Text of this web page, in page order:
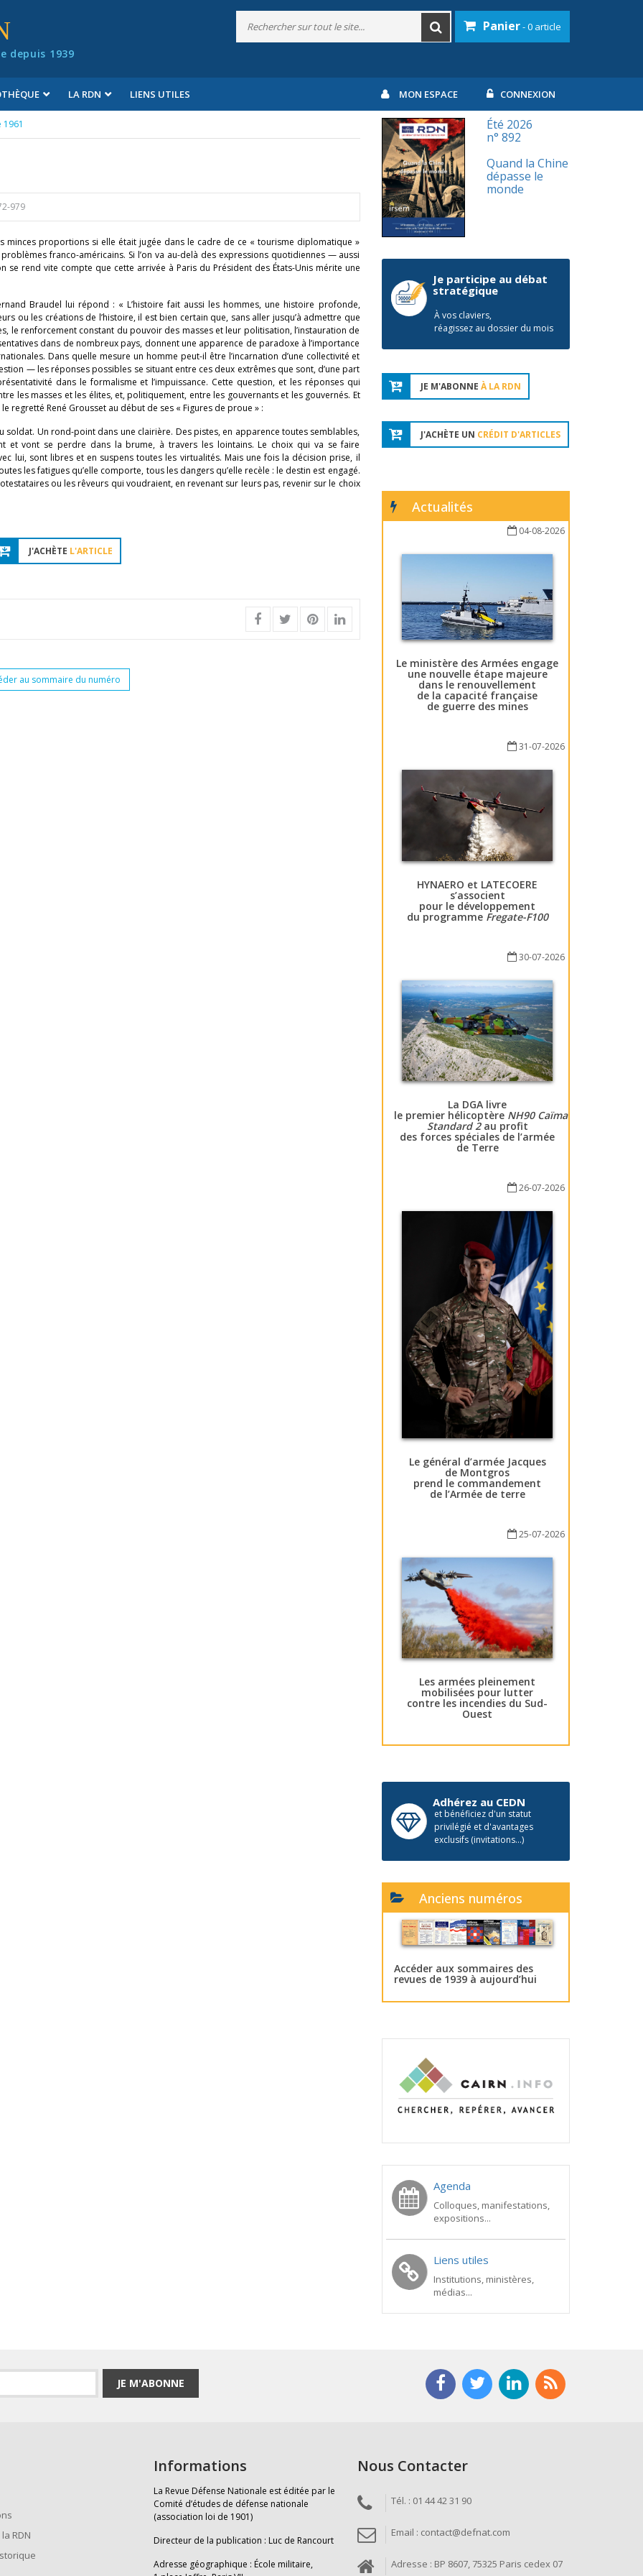
depuis 1939
Panier- 0 article
LA RDN LIENS UTILES MON ESPACE CONNEXION
1961
979
minces proportions si elle était jugée dans le cadre de ce « tourisme diplomatique »
franco-américains. Si l’on va au-delà des expressions quotidiennes — aussi
rend vite compte que cette arrivée à Paris du Président des États-Unis mérite une
Braudel lui répond : « L’histoire fait aussi les hommes, une histoire profonde,
ou les créations de l’histoire, il est bien certain que, sans aller jusqu’à admettre que
le renforcement constant du pouvoir des masses et leur politisation, l’instauration de
dans de nombreux pays, donnent une apparence de paradoxe à l’importance
Dans quelle mesure un homme peut-il être l’incarnation d’une collectivité et
— les réponses possibles se situant entre ces deux extrêmes que sont, d’une part
dans le formalisme et l’impuissance. Cette question, et les réponses qui
les masses et les élites, et, politiquement, entre les gouvernants et les gouvernés. Et
regretté René Grousset au début de ses « Figures de proue » :
soldat. Un rond-point dans une clairière. Des pistes, en apparence toutes semblables,
et vont se perdre dans la brume, à travers les lointains. Le choix qui va se faire
lui, sont libres et en suspens toutes les virtualités. Mais une fois la décision prise, il
les fatigues qu’elle comporte, tous les dangers qu’elle recèle : le destin est engagé.
ou les rêveurs qui voudraient, en revenant sur leurs pas, revenir sur le choix
J'ACHÈTE L'ARTICLE
au sommaire du numéro
Été 2026
n° 892
Quand la Chine
dépasse le
monde
Je participe au débat
stratégique
À vos claviers,
réagissez au dossier du mois
JE M'ABONNE À LA RDN
J'ACHÈTE UN CRÉDIT D'ARTICLES
Actualités
04-08-2026
Le ministère des Armées engage
une nouvelle étape majeure
dans le renouvellement
de la capacité française
de guerre des mines
31-07-2026
HYNAERO et LATECOERE
s’associent
pour le développement
du programme Fregate-F100
30-07-2026
La DGA livre
le premier hélicoptère NH90 Caïman
Standard 2au profit
des forces spéciales de l’armée
de Terre
26-07-2026
Le général d’armée Jacques
de Montgros
prend le commandement
de l’Armée de terre
25-07-2026
Les armées pleinement
mobilisées pour lutter
contre les incendies du Sud-
Ouest
Adhérez au CEDN
et bénéficiez d'un statut
privilégié et d'avantages
exclusifs (invitations...)
Anciens numéros
Accéder aux sommaires des
revues de 1939 à aujourd’hui
Agenda
Colloques, manifestations,
expositions...
Liens utiles
Institutions, ministères,
médias...
JE M'ABONNE
RDN
Informations
La Revue Défense Nationale est éditée par le
Comité d’études de défense nationale
(association loi de 1901)
Directeur de la publication : Luc de Rancourt
Adresse géographique : École militaire,
Nous Contacter
Tél. : 01 44 42 31 90
Email : contact@defnat.com
Adresse : BP 8607, 75325 Paris cedex 07